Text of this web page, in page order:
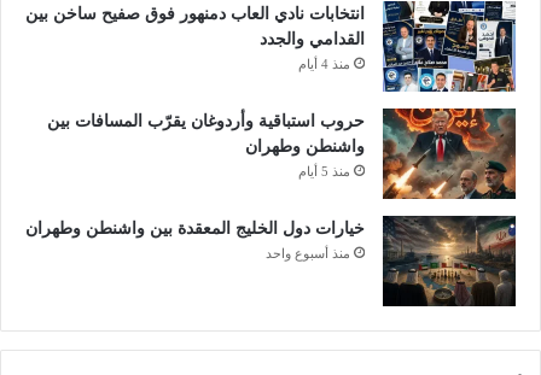
انتخابات نادي العاب دمنهور فوق صفيح ساخن بين
القدامي والجدد
منذ 4 أيام
حروب استباقية وأردوغان يقرّب المسافات بين
واشنطن وطهران
منذ 5 أيام
خيارات دول الخليج المعقدة بين واشنطن وطهران
منذ أسبوع واحد